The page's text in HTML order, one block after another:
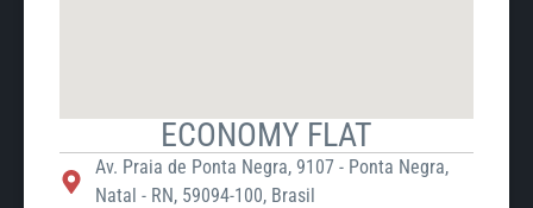
ECONOMY FLAT
Av. Praia de Ponta Negra, 9107 - Ponta Negra,
Natal - RN, 59094-100, Brasil